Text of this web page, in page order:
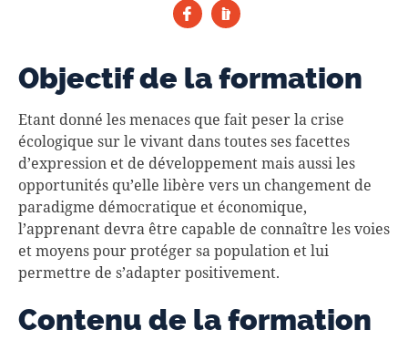
Objectif de la formation
Etant donné les menaces que fait peser la crise
écologique sur le vivant dans toutes ses facettes
d’expression et de développement mais aussi les
opportunités qu’elle libère vers un changement de
paradigme démocratique et économique,
l’apprenant devra être capable de connaître les voies
et moyens pour protéger sa population et lui
permettre de s’adapter positivement.
Contenu de la formation